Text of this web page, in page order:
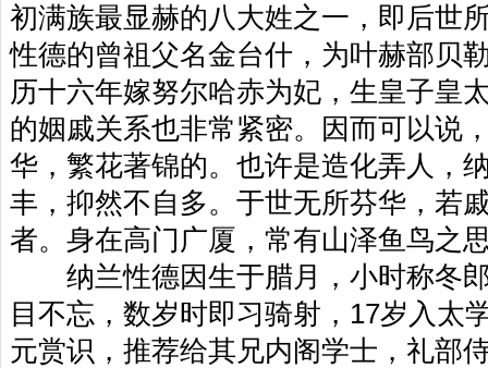
初满族最显赫的八大姓之一，即后世
性德的曾祖父名金台什，为叶赫部贝
历十六年嫁努尔哈赤为妃，生皇子皇
的姻戚关系也非常紧密。因而可以说
华，繁花著锦的。也许是造化弄人，
丰，抑然不自多。于世无所芬华，若
者。身在高门广厦，常有山泽鱼鸟之
纳兰性德因生于腊月，小时称冬郎
目不忘，数岁时即习骑射，17岁入太
元赏识，推荐给其兄内阁学士，礼部